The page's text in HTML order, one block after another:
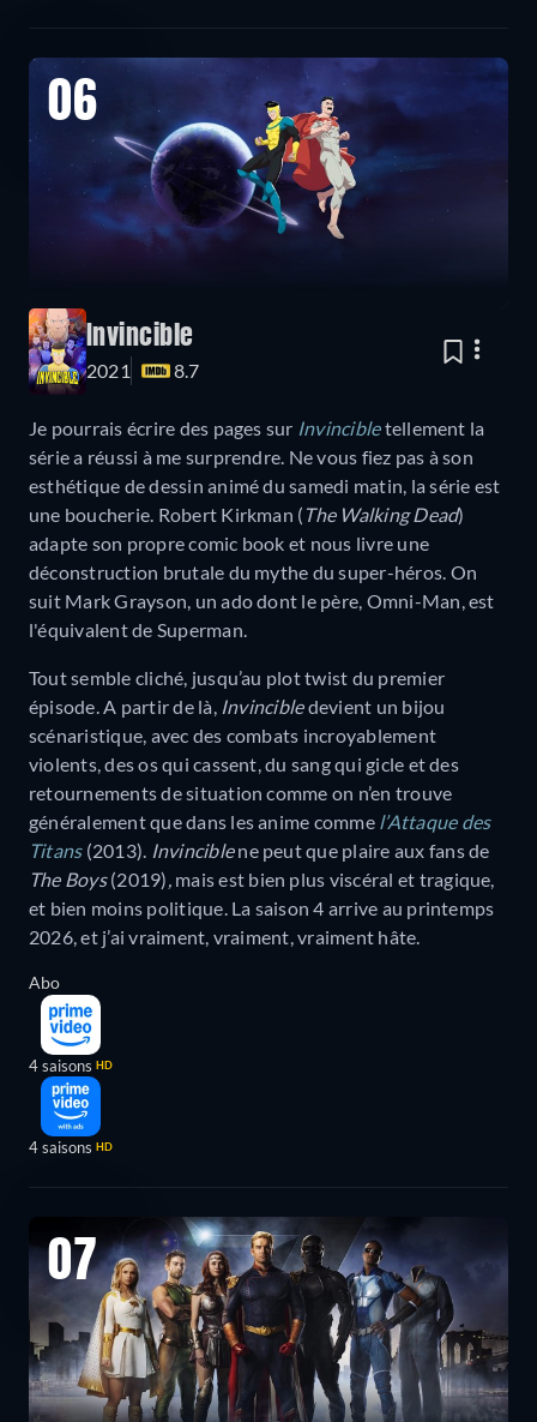
06
Invincible
2021 8.7
Je pourrais écrire des pages sur Invincibletellement la
série a réussi à me surprendre. Ne vous fiez pas à son
esthétique de dessin animé du samedi matin, la série est
une boucherie. Robert Kirkman ( The Walking Dead)
adapte son propre comic book et nous livre une
déconstruction brutale du mythe du super-héros. On
suit Mark Grayson, un ado dont le père, Omni-Man, est
l'équivalent de Superman.
Tout semble cliché, jusqu’au plot twist du premier
épisode. A partir de là, Invincibledevient un bijou
scénaristique, avec des combats incroyablement
violents, des os qui cassent, du sang qui gicle et des
retournements de situation comme on n’en trouve
généralement que dans les anime comme l’Attaque des
Titans(2013). Invinciblene peut que plaire aux fans de
The Boys(2019) mais est bien plus viscéral et tragique,
et bien moins politique. La saison 4 arrive au printemps
2026, et j’ai vraiment, vraiment, vraiment hâte.
Abo
4 saisons HD
4 saisons HD
07